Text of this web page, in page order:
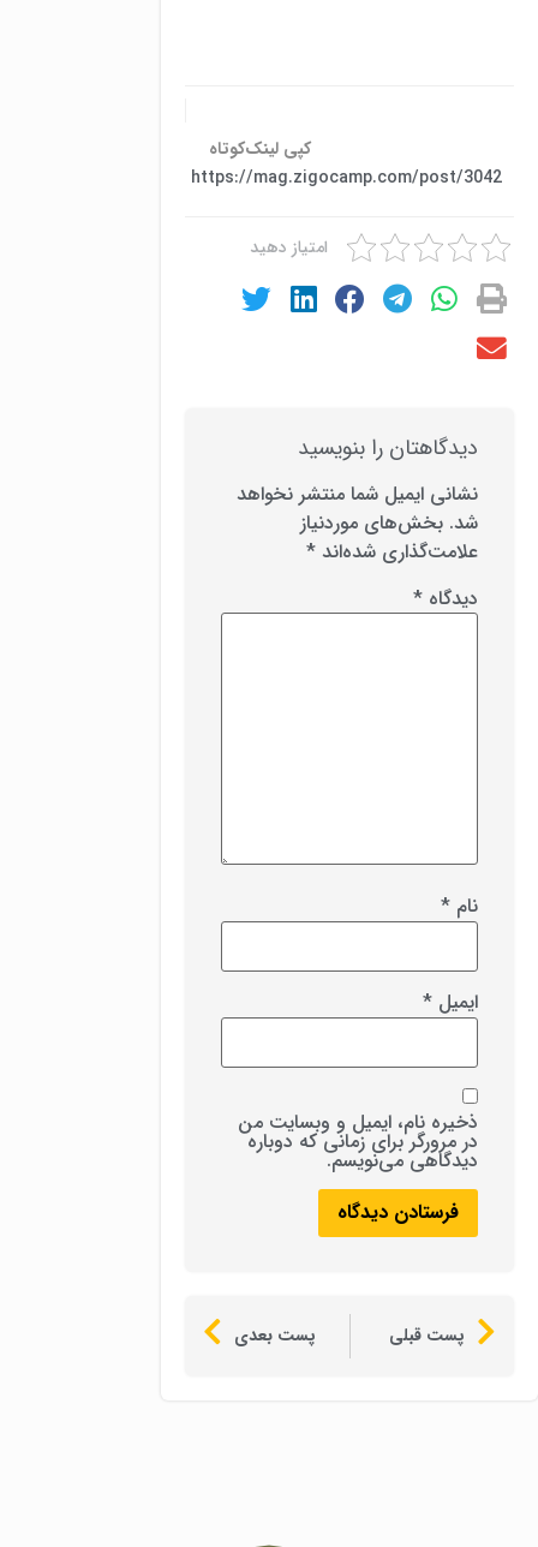
کپی لینک‌کوتاه
https://mag.zigocamp.com/post/3042
امتیاز دهید
دیدگاهتان را بنویسید
نشانی ایمیل شما منتشر نخواهد
شد. بخش‌های موردنیاز
علامت‌گذاری شده‌اند *
دیدگاه *
نام *
ایمیل *
ذخیره نام، ایمیل و وبسایت من
در مرورگر برای زمانی که دوباره
دیدگاهی می‌نویسم.
پست قبلی پست بعدی